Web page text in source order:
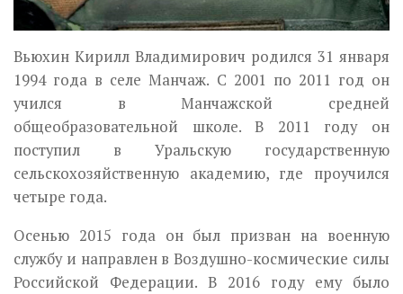
Вьюхин Кирилл Владимирович родился 31 января
1994 года в селе Манчаж. С 2001 по 2011 год он
учился в Манчажской средней
общеобразовательной школе. В 2011 году он
поступил в Уральскую государственную
сельскохозяйственную академию, где проучился
четыре года.
Осенью 2015 года он был призван на военную
службу и направлен в Воздушно-космические силы
Российской Федерации. В 2016 году ему было